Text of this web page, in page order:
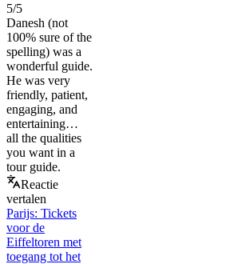
5/5
Danesh (not
100% sure of the
spelling) was a
wonderful guide.
He was very
friendly, patient,
engaging, and
entertaining…
all the qualities
you want in a
tour guide.
Reactie
vertalen
Parijs: Tickets
voor de
Eiffeltoren met
toegang tot het